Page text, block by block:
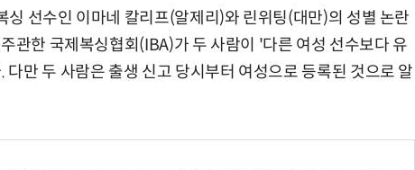
선수인 이마네 칼리프(알제리)와 린위팅(대만)의 성별 논란
관한 국제복싱협회(IBA)가 두 사람이 '다른 여성 선수보다 유
만 두 사람은 출생 신고 당시부터 여성으로 등록된 것으로 알